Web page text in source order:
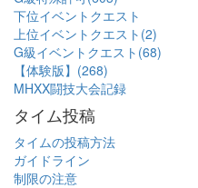
下位イベントクエスト
上位イベントクエスト(2)
G級イベントクエスト(68)
【体験版】(268)
MHXX闘技大会記録
タイム投稿
タイムの投稿方法
ガイドライン
制限の注意